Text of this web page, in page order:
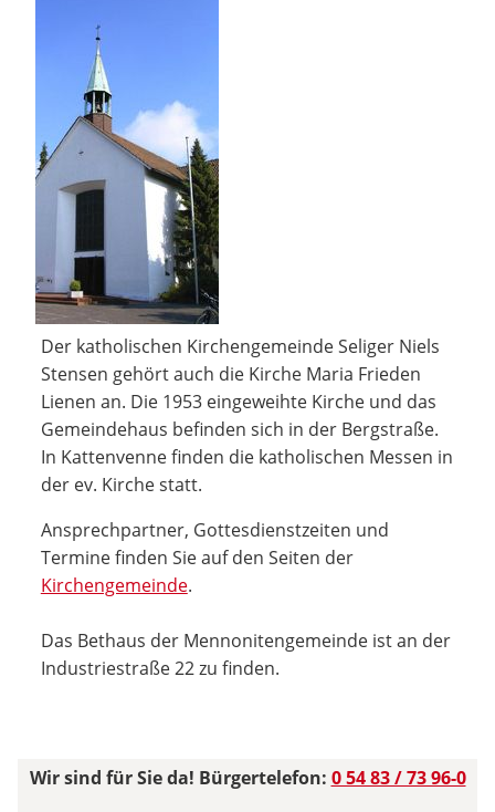
Der katholischen Kirchengemeinde Seliger Niels
Stensen gehört auch die Kirche Maria Frieden
Lienen an. Die 1953 eingeweihte Kirche und das
Gemeindehaus befinden sich in der Bergstraße.
In Kattenvenne finden die katholischen Messen in
der ev. Kirche statt.
Ansprechpartner, Gottesdienstzeiten und
Termine finden Sie auf den Seiten der
Kirchengemeinde.
Das Bethaus der Mennonitengemeinde ist an der
Industriestraße 22 zu finden.
Wir sind für Sie da! Bürgertelefon: 0 54 83 / 73 96-0